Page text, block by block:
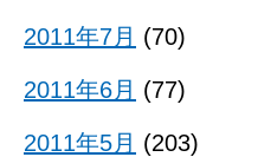
2011年7月 (70)
2011年6月 (77)
2011年5月 (203)